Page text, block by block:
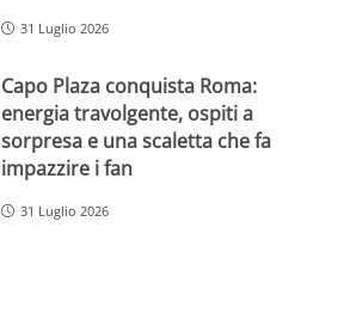
31 Luglio 2026
Capo Plaza conquista Roma:
energia travolgente, ospiti a
sorpresa e una scaletta che fa
impazzire i fan
31 Luglio 2026